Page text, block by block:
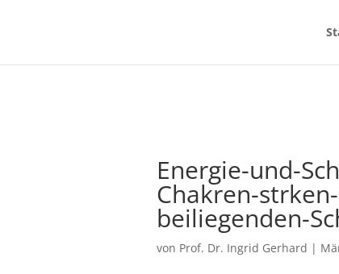
Energie-und-
Chakren-
beiliegenden-
von Prof. Dr. Ingrid Gerhard |